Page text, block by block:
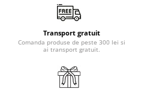
Transport gratuit
Comanda produse de peste 300 lei si
ai transport gratuit.